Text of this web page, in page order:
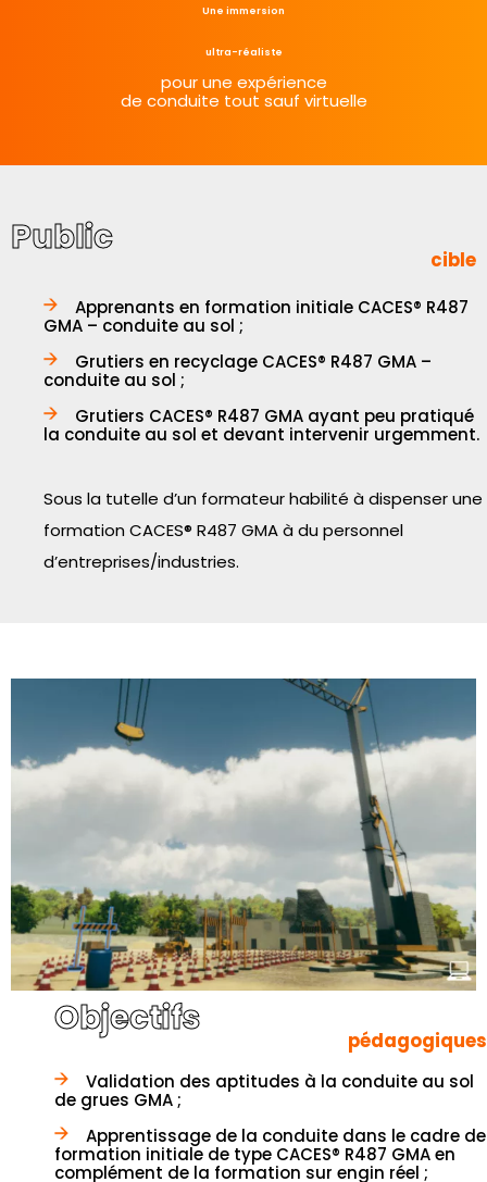
Une immersion
ultra-réaliste
pour une expérience
de conduite tout sauf virtuelle
Public
cible
Apprenants en formation initiale CACES® R487
GMA – conduite au sol ;
Grutiers en recyclage CACES® R487 GMA –
conduite au sol ;
Grutiers CACES® R487 GMA ayant peu pratiqué
la conduite au sol et devant intervenir urgemment.
Sous la tutelle d’un formateur habilité à dispenser une
formation CACES® R487 GMA à du personnel
d’entreprises/industries.
Objectifs
pédagogiques
Validation des aptitudes à la conduite au sol
de grues GMA ;
Apprentissage de la conduite dans le cadre de
formation initiale de type CACES® R487 GMA en
complément de la formation sur engin réel ;